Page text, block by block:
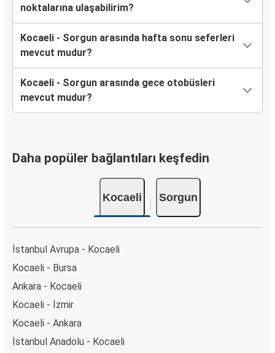
noktalarına ulaşabilirim?
Kocaeli - Sorgun arasında hafta sonu seferleri
mevcut mudur?
Kocaeli - Sorgun arasında gece otobüsleri
mevcut mudur?
Daha popüler bağlantıları keşfedin
Kocaeli Sorgun
İstanbul Avrupa - Kocaeli
Kocaeli - Bursa
Ankara - Kocaeli
Kocaeli - İzmir
Kocaeli - Ankara
İstanbul Anadolu - Kocaeli